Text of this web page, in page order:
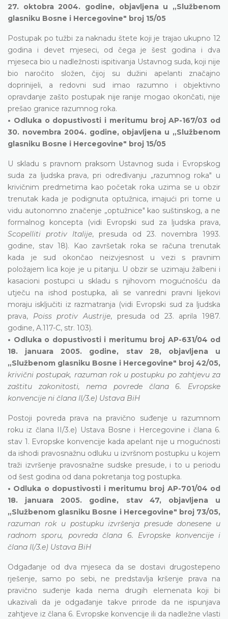
27. oktobra 2004. godine, objavljena u „Službenom
glasniku Bosne i Hercegovine" broj 15/05
Postupak po tužbi za naknadu štete koji je trajao ukupno 12
godina i devet mjeseci, od čega je šest godina i dva
mjeseca bio u nadležnosti ispitivanja Ustavnog suda, koji nije
bio naročito složen, čijoj su dužini apelanti značajno
doprinijeli, a redovni sud imao razumno i objektivno
opravdanje zašto postupak nije ranije mogao okončati, nije
prešao granice razumnog roka.
• Odluka o dopustivosti i meritumu broj AP-167/03 od
30. novembra 2004. godine, objavljena u „Službenom
glasniku Bosne i Hercegovine" broj 15/05
U skladu s pravnom praksom Ustavnog suda i Evropskog
suda za ljudska prava, pri određivanju „razumnog roka" u
krivičnim predmetima kao početak roka uzima se u obzir
trenutak kada je podignuta optužnica, imajući pri tome u
vidu autonomno značenje „optužnice" kao suštinskog, a ne
formalnog koncepta (vidi Evropski sud za ljudska prava,
Scopelliti protiv Italije, presuda od 23. novembra 1993.
godine, stav 18). Kao završetak roka se računa trenutak
kada je sud okončao neizvjesnost u vezi s pravnim
položajem lica koje je u pitanju. U obzir se uzimaju žalbeni i
kasacioni postupci u skladu s njihovom mogućnošću da
utječu na ishod postupka, ali se vanredni pravni lijekovi
moraju isključiti iz razmatranja (vidi Evropski sud za ljudska
prava, Poiss protiv Austrije, presuda od 23. aprila 1987.
godine, A.117-C, str. 103).
• Odluka o dopustivosti i meritumu broj AP-631/04 od
18. januara 2005. godine, stav 28, objavljena u
„Službenom glasniku Bosne i Hercegovine" broj 42/05,
krivični postupak, razuman rok u postupku po zahtjevu za
zaštitu zakonitosti, nema povrede člana 6. Evropske
konvencije ni člana II/3.e) Ustava BiH
Postoji povreda prava na pravično suđenje u razumnom
roku iz člana II/3.e) Ustava Bosne i Hercegovine i člana 6.
stav 1. Evropske konvencije kada apelant nije u mogućnosti
da ishodi pravosnažnu odluku u izvršnom postupku u kojem
traži izvršenje pravosnažne sudske presude, i to u periodu
od šest godina od dana pokretanja tog postupka.
• Odluka o dopustivosti i meritumu broj AP-701/04 od
18. januara 2005. godine, stav 47, objavljena u
„Službenom glasniku Bosne i Hercegovine" broj 73/05,
razuman rok u postupku izvršenja presude donesene u
radnom sporu, povreda člana 6. Evropske konvencije i
člana II/3.e) Ustava BiH
Odgađanje od dva mjeseca da se dostavi drugostepeno
rješenje, samo po sebi, ne predstavlja kršenje prava na
pravično suđenje kada nema drugih elemenata koji bi
ukazivali da je odgađanje takve prirode da ne ispunjava
zahtjeve iz člana 6. Evropske konvencije ili da nadležne vlasti